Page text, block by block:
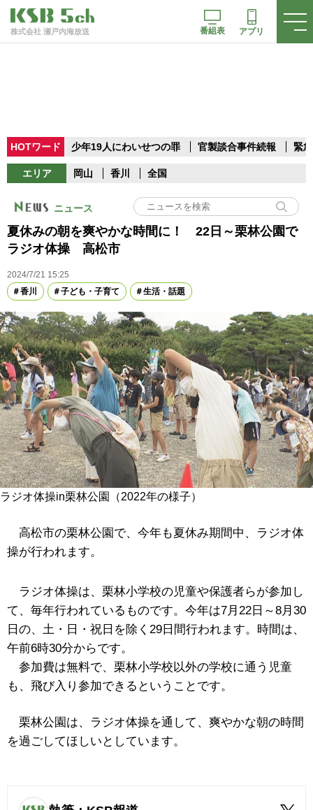
株式会社 瀬戸内海放送 番組表 アプリ
HOTワード 少年19人にわいせつの罪 官製談合事件続報 緊
エリア 岡山 香川 全国
ニュース
夏休みの朝を爽やかな時間に！ 22日～栗林公園で
ラジオ体操 高松市
2024/7/21 15:25
香川
子ども・子育て 生活・話題
ラジオ体操in栗林公園（2022年の様子）
高松市の栗林公園で、今年も夏休み期間中、ラジオ体
操が行われます。
ラジオ体操は、栗林小学校の児童や保護者らが参加し
て、毎年行われているものです。今年は7月22日～8月30
日の、土・日・祝日を除く29日間行われます。時間は、
午前6時30分からです。
参加費は無料で、栗林小学校以外の学校に通う児童
も、飛び入り参加できるということです。
栗林公園は、ラジオ体操を通して、爽やかな朝の時間
を過ごしてほしいとしています。